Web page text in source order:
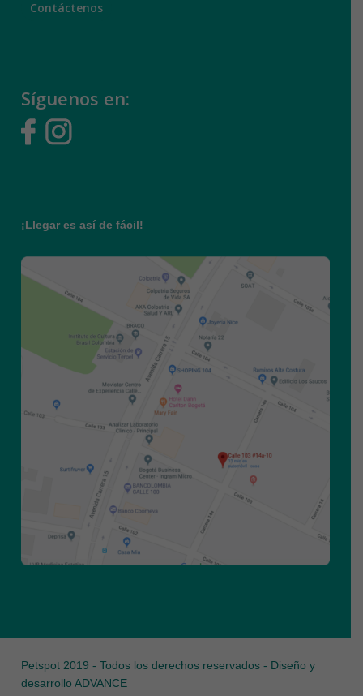
Síguenos en:
¡Llegar es así de fácil!
Petspot 2019 - Todos los derechos reservados - Diseño y
desarrollo ADVANCE